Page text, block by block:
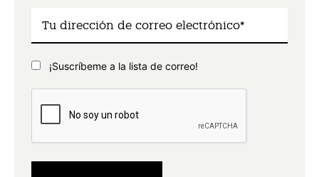
¡Suscríbeme a la lista de correo!